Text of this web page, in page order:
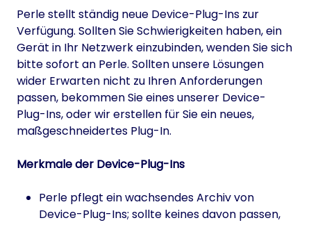
Perle stellt ständig neue Device-Plug-Ins zur
Verfügung. Sollten Sie Schwierigkeiten haben, ein
Gerät in Ihr Netzwerk einzubinden, wenden Sie sich
bitte sofort an Perle. Sollten unsere Lösungen
wider Erwarten nicht zu Ihren Anforderungen
passen, bekommen Sie eines unserer Device-
Plug-Ins, oder wir erstellen für Sie ein neues,
maßgeschneidertes Plug-In.
Merkmale der Device-Plug-Ins
Perle pflegt ein wachsendes Archiv von
Device-Plug-Ins; sollte keines davon passen,